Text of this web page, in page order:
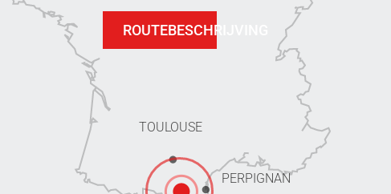
TOULOUSE
PERPIGNAN
ROUTEBESCHRIJVING